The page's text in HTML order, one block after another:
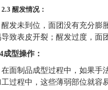
2.3 醒发情况：
醒发未到位，面团没有充分膨
致表皮开裂；醒发过度，面
成型操作：
在面制品成型过程中，如果手
工过程中，这些薄弱部位就容